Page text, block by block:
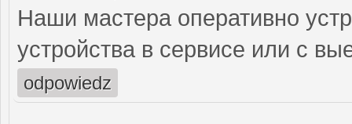
Наши мастера оперативно
устройства в сервисе или с
odpowiedz